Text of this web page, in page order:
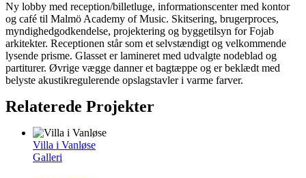
Ny lobby med reception/billetluge, informationscenter med kontor
og café til Malmö Academy of Music. Skitsering, brugerproces,
myndighedgodkendelse, projektering og byggetilsyn for Fojab
arkitekter. Receptionen står som et selvstændigt og velkommende
lysende prisme. Glasset er lamineret med udvalgte nodeblad og
partiturer. Øvrige vægge danner et bagtæppe og er beklædt med
belyste akustikregulerende opslagstavler i varme farver.
Relaterede Projekter
Villa i Vanløse
Galleri